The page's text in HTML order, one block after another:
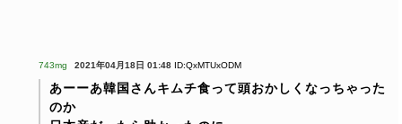
743mg 2021年04月18日 01:48 ID:QxMTUxODM
あーーあ韓国さんキムチ食って頭おかしくなっちゃった
のか